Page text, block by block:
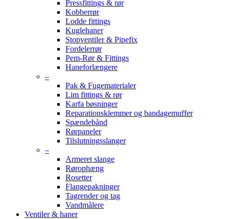
Pressfittings & rør
Kobberrør
Lodde fittings
Kuglehaner
Stopventiler & Pipefix
Fordelerrør
Pem-Rør & Fittings
Haneforlængere
–
Pak & Fugematerialer
Lim fittings & rør
Karfa bøsninger
Reparationsklemmer og bandagemuffer
Spændebånd
Rørpaneler
Tilslutningsslanger
–
Armeret slange
Rørophæng
Rosetter
Flangepakninger
Tagrender og tag
Vandmålere
Ventiler & haner